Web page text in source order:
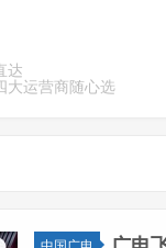
达
大运营商随心选
中国广电